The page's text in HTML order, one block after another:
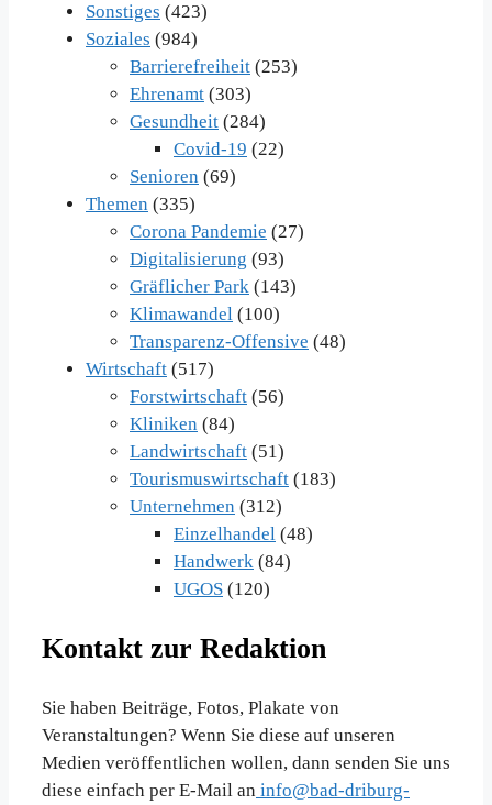
Sonstiges (423)
Soziales (984)
Barrierefreiheit (253)
Ehrenamt (303)
Gesundheit (284)
Covid-19 (22)
Senioren (69)
Themen (335)
Corona Pandemie (27)
Digitalisierung (93)
Gräflicher Park (143)
Klimawandel (100)
Transparenz-Offensive (48)
Wirtschaft (517)
Forstwirtschaft (56)
Kliniken (84)
Landwirtschaft (51)
Tourismuswirtschaft (183)
Unternehmen (312)
Einzelhandel (48)
Handwerk (84)
UGOS (120)
Kontakt zur Redaktion
Sie haben Beiträge, Fotos, Plakate von
Veranstaltungen? Wenn Sie diese auf unseren
Medien veröffentlichen wollen, dann senden Sie uns
diese einfach per E-Mail an info@bad-driburg-